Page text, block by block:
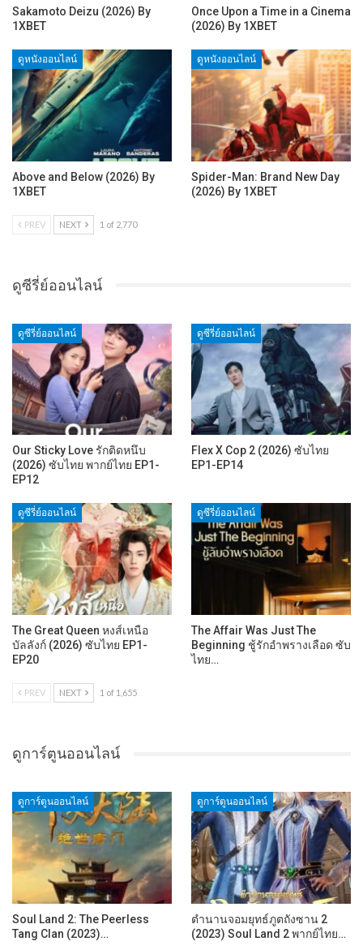
Sakamoto Deizu (2026) By
1XBET
Once Upon a Time in a Cinema
(2026) By 1XBET
ดูหนังออนไลน์
Above and Below (2026) By
1XBET
ดูหนังออนไลน์
Spider-Man: Brand New Day
(2026) By 1XBET
PREV NEXT 1 of 2,770
ดูซีรี่ย์ออนไลน์
ดูซีรี่ย์ออนไลน์
Our Sticky Love รักติดหนึบ
(2026) ซับไทย พากย์ไทย EP1-
EP12
ดูซีรี่ย์ออนไลน์
Flex X Cop 2 (2026) ซับไทย
EP1-EP14
ดูซีรี่ย์ออนไลน์
The Great Queen หงส์เหนือ
บัลลังก์ (2026) ซับไทย EP1-
EP20
ดูซีรี่ย์ออนไลน์
The Affair Was Just The
Beginning ชู้รักอำพรางเลือด ซับ
ไทย…
PREV NEXT 1 of 1,655
ดูการ์ตูนออนไลน์
ดูการ์ตูนออนไลน์
Soul Land 2: The Peerless
Tang Clan (2023)…
ดูการ์ตูนออนไลน์
ตำนานจอมยุทธ์ภูตถังซาน 2
(2023) Soul Land 2 พากย์ไทย…